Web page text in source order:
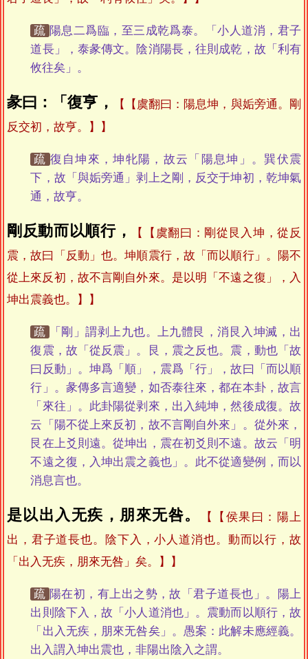
疏 陽息二爲臨，至三成乾爲泰。「小人道消，君子
道長」，泰彖傳文。陰消陽長，往則成乾，故「利有
攸往矣」。
彖曰：「復亨，
【虞翻曰：陽息坤，與姤旁通。剛
反交初，故亨。】
疏 復自坤來，坤牝陽，故云「陽息坤」。巽伏震
下，故「與姤旁通」剥上之剛，反交于坤初，乾坤氣
通，故亨。
剛反動而以順行，
【虞翻曰：剛從艮入坤，從反
震，故曰「反動」也。坤順震行，故「而以順行」。陽不
從上來反初，故不言剛自外來。是以明「不遠之復」，入
坤出震義也。】
疏
「剛」謂剥上九也。上九體艮，消艮入坤滅，出
復震，故「從反震」。艮，震之反也。震，動也「故
曰反動」。坤爲「順」，震爲「行」，故曰「而以順
行」。彖傳多言適變，如否泰往來，都在本卦，故言
「來往」。此卦陽從剥來，出入純坤，然後成復。故
云「陽不從上來反初，故不言剛自外來」。從外來，
艮在上爻則遠。從坤出，震在初爻則不遠。故云「明
不遠之復，入坤出震之義也」。此不從適變例，而以
消息言也。
是以出入无疾，朋來无咎。
【侯果曰：陽上
出，君子道長也。陰下入，小人道消也。動而以行，故
「出入无疾，朋來无咎」矣。】
疏 陽在初，有上出之勢，故「君子道長也」。陽上
出則陰下入，故「小人道消也」。震動而以順行，故
「出入无疾，朋來无咎矣」。愚案：此解未應經義。
出入謂入坤出震也，非陽出陰入之謂。